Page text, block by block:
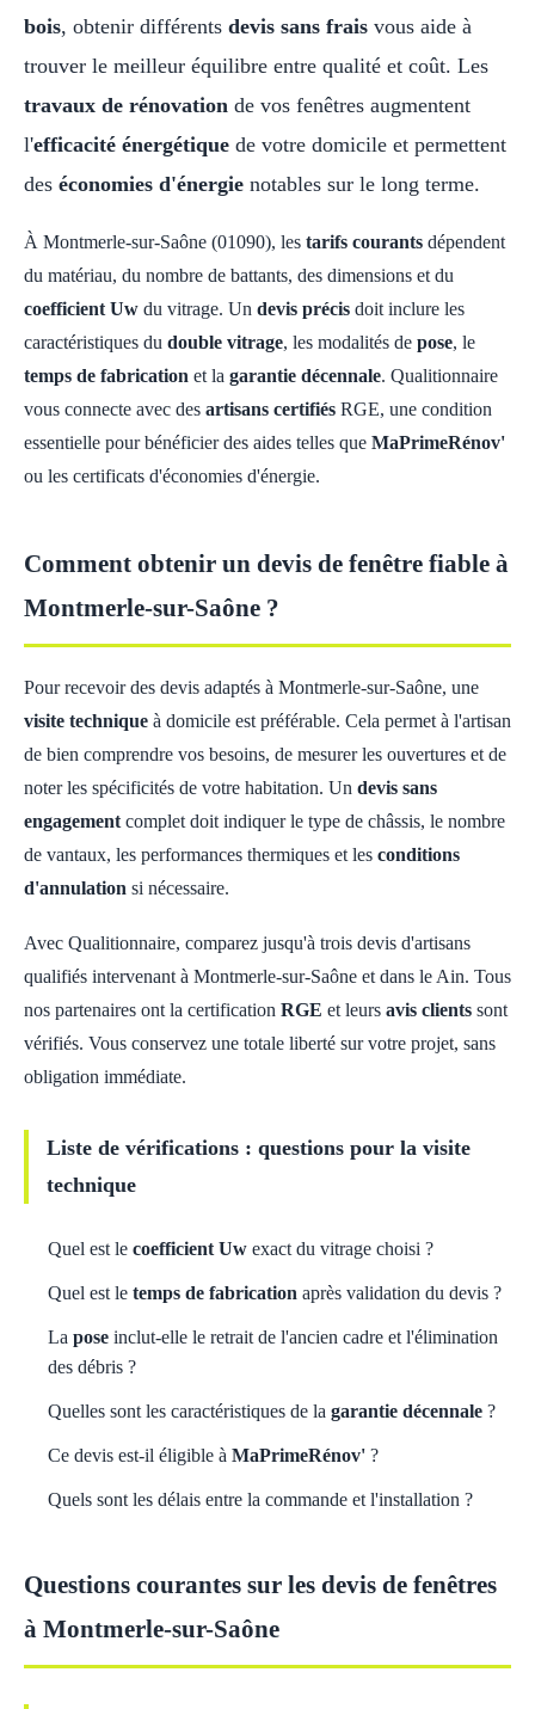
bois, obtenir différents devis sans frais vous aide à
trouver le meilleur équilibre entre qualité et coût. Les
travaux de rénovation de vos fenêtres augmentent
l'efficacité énergétique de votre domicile et permettent
des économies d'énergie notables sur le long terme.
À Montmerle-sur-Saône (01090), les tarifs courants dépendent
du matériau, du nombre de battants, des dimensions et du
coefficient Uw du vitrage. Un devis précis doit inclure les
caractéristiques du double vitrage, les modalités de pose, le
temps de fabrication et la garantie décennale. Qualitionnaire
vous connecte avec des artisans certifiés RGE, une condition
essentielle pour bénéficier des aides telles que MaPrimeRénov'
ou les certificats d'économies d'énergie.
Comment obtenir un devis de fenêtre fiable à
Montmerle-sur-Saône ?
Pour recevoir des devis adaptés à Montmerle-sur-Saône, une
visite technique à domicile est préférable. Cela permet à l'artisan
de bien comprendre vos besoins, de mesurer les ouvertures et de
noter les spécificités de votre habitation. Un devis sans
engagement complet doit indiquer le type de châssis, le nombre
de vantaux, les performances thermiques et les conditions
d'annulation si nécessaire.
Avec Qualitionnaire, comparez jusqu'à trois devis d'artisans
qualifiés intervenant à Montmerle-sur-Saône et dans le Ain. Tous
nos partenaires ont la certification RGE et leurs avis clients sont
vérifiés. Vous conservez une totale liberté sur votre projet, sans
obligation immédiate.
Liste de vérifications : questions pour la visite
technique
Quel est le coefficient Uw exact du vitrage choisi ?
Quel est le temps de fabrication après validation du devis ?
La pose inclut-elle le retrait de l'ancien cadre et l'élimination
des débris ?
Quelles sont les caractéristiques de la garantie décennale ?
Ce devis est-il éligible à MaPrimeRénov' ?
Quels sont les délais entre la commande et l'installation ?
Questions courantes sur les devis de fenêtres
à Montmerle-sur-Saône